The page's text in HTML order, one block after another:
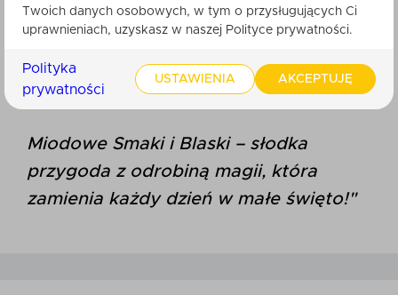
To idealny wybór na chwilę odpoczynku i relaksu
naturalnego ciepła. Doskonały na prezent lub jako
sposób na poprawienie sobie nastroju!
Miodowe Smaki i Blaski – słodka
przygoda z odrobiną magii, która
zamienia każdy dzień w małe święto!"
Twoich danych osobowych, w tym o przysługujących Ci
uprawnieniach, uzyskasz w naszej Polityce prywatności.
Polityka
prywatności
USTAWIENIA AKCEPTUJĘ